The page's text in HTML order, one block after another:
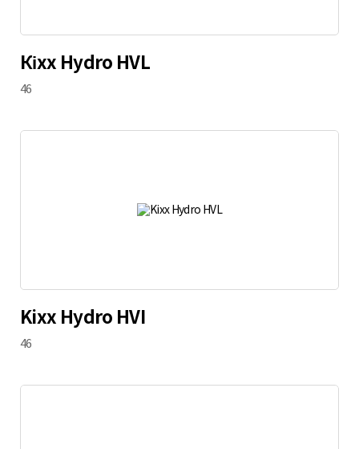
Кіхх Hydro HVL
46
Kixx Hydro HVI
46